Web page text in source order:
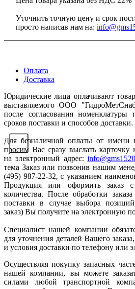
Уточнить точную цену и срок
просто написав нам на:
Оплата
Доставка
Юридические лица оплачивают
выставляемого ООО
после согласования номенклатуры
сроков поставки и способов доставки.
Для безналичной оплаты от имени
просим Вас сразу выслать карточку
на электронный адрес:
тема Заказ или позвонив нашим
(495) 987-22-32, с указанием
Продукция или оформить заказ
количества. После обработки
поставки в случае выбора
заказ) Вы получите на электронную
Специалист нашей компании
для уточнения деталей Вашего
и условия доставки по телефону или
Осуществляя покупку запасных
нашей компании, вы можете
силами любой транспортной